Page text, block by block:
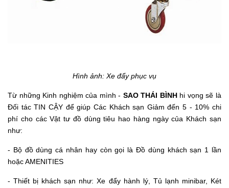
Hình ảnh: Xe đẩy phục vụ
Từ những Kinh nghiệm của mình - SAO THÁI BÌNHhi vọng sẽ là
Đối tác TIN CẬY để giúp Các Khách sạn Giảm đến 5 - 10% chi
phí cho các Vật tư đồ dùng tiêu hao hàng ngày của Khách sạn
như:
- Bộ đồ dùng cá nhân hay còn gọi là Đồ dùng khách sạn 1 lần
hoặc AMENITIES
- Thiết bị khách sạn như: Xe đẩy hành lý, Tủ lạnh minibar, Két